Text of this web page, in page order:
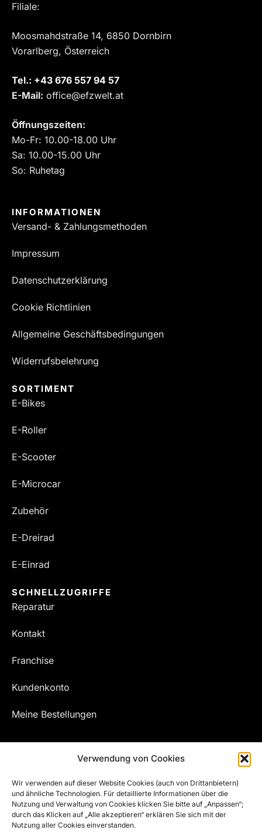
Verwendung von Cookies
Wir verwenden auf dieser Website Cookies (auch von Drittanbietern)
und ähnliche Technologien. Für detaillierte Informationen über die
Nutzung und Verwaltung von Cookies klicken Sie bitte auf „Anpassen“;
durch das Klicken auf „Alle akzeptieren“ erklären Sie sich mit der
Nutzung aller Cookies einverstanden.
Filiale:
Moosmahdstraße 14, 6850 Dornbirn
Vorarlberg, Österreich
Tel.: ‎+43 676 557 94 57
E-Mail: office@efzwelt.at
Öffnungszeiten:
Mo-Fr: 10.00-18.00 Uhr
Sa: 10.00-15.00 Uhr
So: Ruhetag
INFORMATIONEN
Versand- & Zahlungsmethoden
Impressum
Datenschutzerklärung
Cookie Richtlinien
Allgemeine Geschäftsbedingungen
Widerrufsbelehrung
SORTIMENT
E-Bikes
E-Roller
E-Scooter
E-Microcar
Zubehör
E-Dreirad
E-Einrad
SCHNELLZUGRIFFE
Reparatur
Kontakt
Franchise
Kundenkonto
Meine Bestellungen